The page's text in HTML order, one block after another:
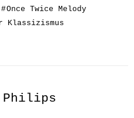
#Once Twice Melody
Philips